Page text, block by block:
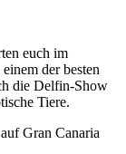
euch im
der besten
die Delfin-Show
Tiere.
Gran Canaria